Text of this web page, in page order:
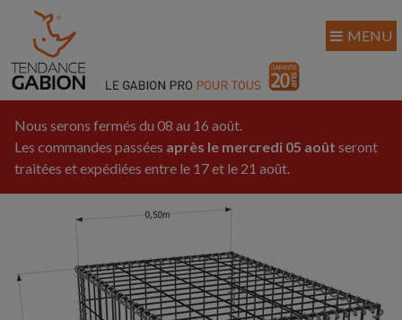
Nous serons fermés du 08 au 16 août.
Les commandes passées après le mercredi 05 août seront
traitées et expédiées entre le 17 et le 21 août.
MENU